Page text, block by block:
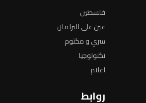
فلسطين
عين على البرلمان
سري و مكتوم
تكنولوجيا
اعلام
روابط